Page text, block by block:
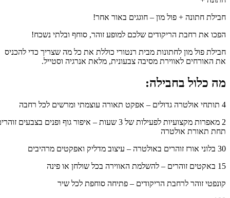
חתונה + פול מון – חוגגים באור אחר!
את רחבת הריקודים שלכם למופע זוהר, סוחף ובלתי נשכח!
פול מון לחתונות מבית רנטורי כוללת את כל מה שצריך כדי להכניס
האורחים לאווירת מסיבה צבעונית, מלאת אנרגיה וסטייל.
כלול בחבילה:
2 מאפרות מקצועיות לפעילות של 3 שעות – איפור גוף ופנים בצבעים זוהרים
תאורת אולטרה
זוהר לרחבת הריקודים – פתיחה סוחפת לכל שיר